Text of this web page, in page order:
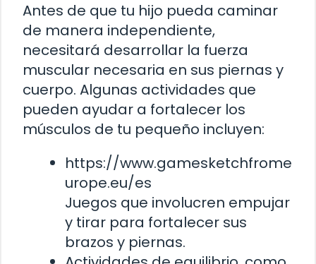
Antes de que tu hijo pueda caminar
de manera independiente,
necesitará desarrollar la fuerza
muscular necesaria en sus piernas y
cuerpo. Algunas actividades que
pueden ayudar a fortalecer los
músculos de tu pequeño incluyen:
https://www.gamesketchfrome
urope.eu/es
Juegos que involucren empujar
y tirar para fortalecer sus
brazos y piernas.